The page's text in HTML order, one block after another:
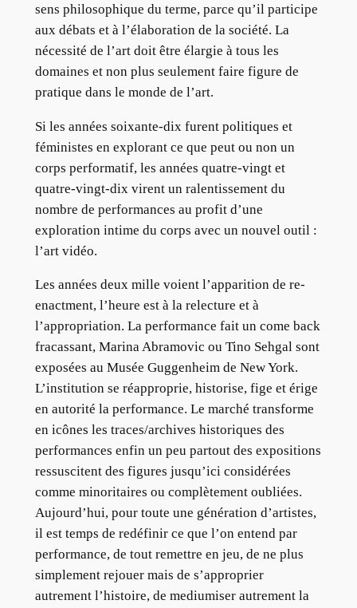
sens philosophique du terme, parce qu’il participe
aux débats et à l’élaboration de la société. La
nécessité de l’art doit être élargie à tous les
domaines et non plus seulement faire figure de
pratique dans le monde de l’art.
Si les années soixante-dix furent politiques et
féministes en explorant ce que peut ou non un
corps performatif, les années quatre-vingt et
quatre-vingt-dix virent un ralentissement du
nombre de performances au profit d’une
exploration intime du corps avec un nouvel outil :
l’art vidéo.
Les années deux mille voient l’apparition de re-
enactment, l’heure est à la relecture et à
l’appropriation. La performance fait un come back
fracassant, Marina Abramovic ou Tino Sehgal sont
exposées au Musée Guggenheim de New York.
L’institution se réapproprie, historise, fige et érige
en autorité la performance. Le marché transforme
en icônes les traces/archives historiques des
performances enfin un peu partout des expositions
ressuscitent des figures jusqu’ici considérées
comme minoritaires ou complètement oubliées.
Aujourd’hui, pour toute une génération d’artistes,
il est temps de redéfinir ce que l’on entend par
performance, de tout remettre en jeu, de ne plus
simplement rejouer mais de s’approprier
autrement l’histoire, de mediumiser autrement la